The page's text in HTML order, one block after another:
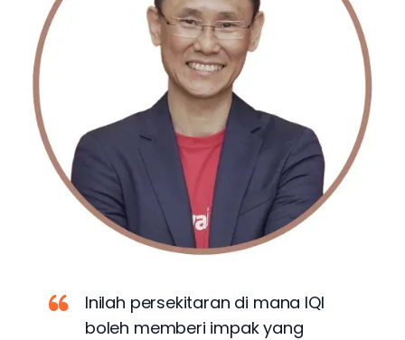
Inilah persekitaran di mana IQI
boleh memberi impak yang